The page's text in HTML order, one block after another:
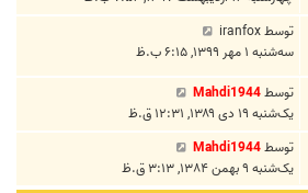
توسطiranfox
سه‌شنبه ۱ مهر ۱۳۹۹, ۶:۱۵ ب.ظ
توسطMahdi1944
یک‌شنبه ۱۹ دی ۱۳۸۹, ۱۲:۳۱ ق.ظ
توسطMahdi1944
یک‌شنبه ۹ بهمن ۱۳۸۴, ۳:۱۳ ق.ظ